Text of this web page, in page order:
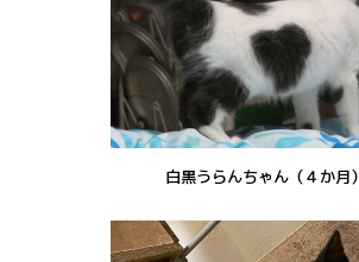
白黒うらんちゃん（４か月）